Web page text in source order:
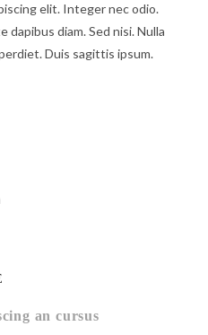
elit. Integer nec odio.
dapibus diam. Sed nisi. Nulla
Duis sagittis ipsum.
an cursus